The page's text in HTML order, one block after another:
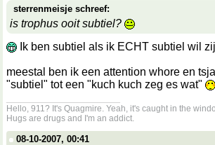
sterrenmeisje schreef:
is trophus ooit subtiel?
Ik ben subtiel als ik ECHT subtiel wil
meestal ben ik een attention whore en tsja
"subtiel" tot een "kuch kuch zeg es wat"
Hello, 911? It's Quagmire. Yeah, it's caught in the
Hugs are drugs and I'm an addict.
08-10-2007, 00:41